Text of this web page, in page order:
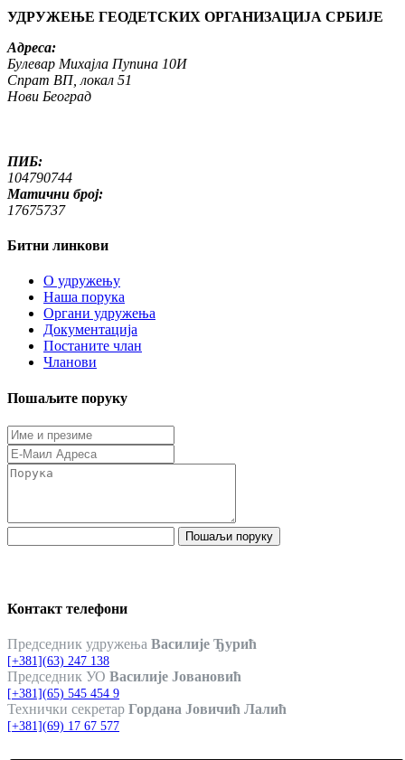
УДРУЖЕЊЕ ГЕОДЕТСКИХ ОРГАНИЗАЦИЈА СРБИЈЕ
Адреса:
Булевар Михајла Пупина 10И
Спрат ВП, локал 51
Нови Београд
ПИБ:
104790744
Матични број:
17675737
Битни линкови
O удружењу
Наша порука
Органи удружења
Документација
Постаните члан
Чланови
Пошаљите поруку
Пошаљи поруку
Контакт телефони
Председник удружења Василије Ђурић
[+381](63) 247 138
Председник УО Василије Јовановић
[+381](65) 545 454 9
Технички секретар Гордана Јовичић Лалић
[+381](69) 17 67 577